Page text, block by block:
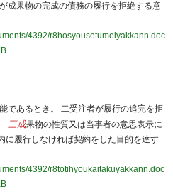
成果物の完成の債務の履行を拒絶する意
4392/r8hosyousetumeiyakkann.doc
であるとき。 二受注者が履行の追完を拒
三成果物の性質又は当事者の意思表示に
に履行しなければ契約をした目的を達す
4392/r8totihyoukaitakuyakkann.doc